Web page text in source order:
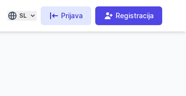
SL Prijava Registracija